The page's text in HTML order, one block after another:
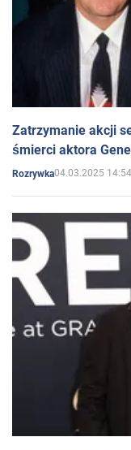
Zatrzymanie akcji
śmierci aktora
Rozrywka04.03.2025 14:54